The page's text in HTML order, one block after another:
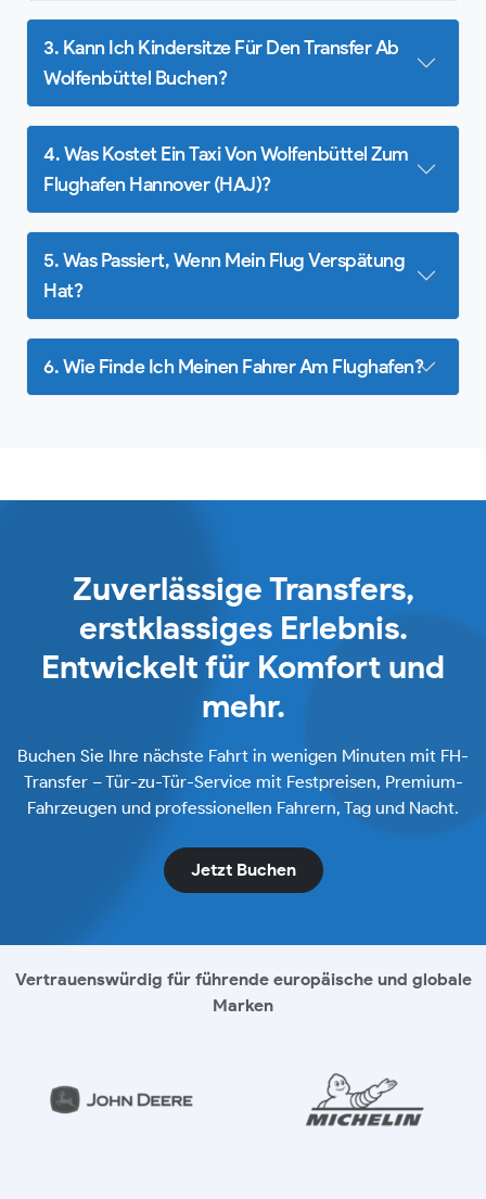
3. Kann Ich Kindersitze Für Den Transfer Ab
Wolfenbüttel Buchen?
4. Was Kostet Ein Taxi Von Wolfenbüttel Zum
Flughafen Hannover (HAJ)?
5. Was Passiert, Wenn Mein Flug Verspätung
Hat?
6. Wie Finde Ich Meinen Fahrer Am Flughafen?
Zuverlässige Transfers,
erstklassiges Erlebnis.
Entwickelt für Komfort und
mehr.
Buchen Sie Ihre nächste Fahrt in wenigen Minuten mit FH-
Transfer – Tür-zu-Tür-Service mit Festpreisen, Premium-
Fahrzeugen und professionellen Fahrern, Tag und Nacht.
Jetzt Buchen
Vertrauenswürdig für führende europäische und globale
Marken